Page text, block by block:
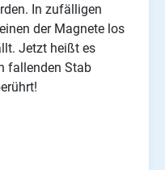
In zufälligen
der Magnete los
Jetzt heißt es
fallenden Stab